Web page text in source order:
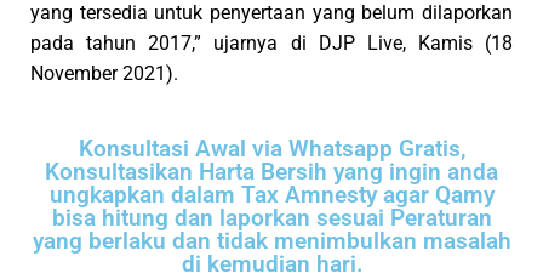
yang tersedia untuk penyertaan yang belum dilaporkan
pada tahun 2017,” ujarnya di DJP Live, Kamis (18
November 2021).
Konsultasi Awal via Whatsapp Gratis,
Konsultasikan Harta Bersih yang ingin anda
ungkapkan dalam Tax Amnesty agar Qamy
bisa hitung dan laporkan sesuai Peraturan
yang berlaku dan tidak menimbulkan masalah
di kemudian hari.